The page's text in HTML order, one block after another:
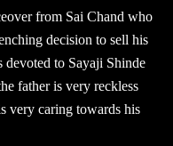
from Sai Chand who
decision to sell his
devoted to Sayaji Shinde
father is very reckless
very caring towards his